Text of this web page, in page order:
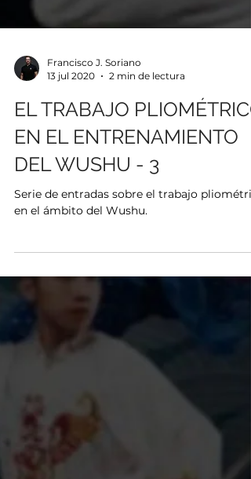
Francisco J. Soriano
13 jul 2020
2 min de lectura
EL TRABAJO
DEL WUSHU - 3
en el ámbito del Wushu.